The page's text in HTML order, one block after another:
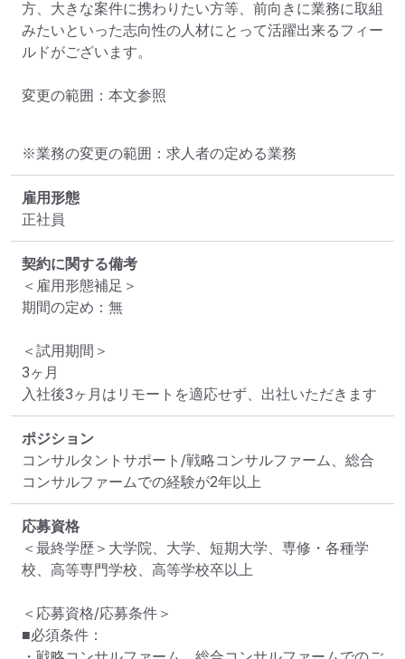
方、大きな案件に携わりたい方等、前向きに業務に取組
みたいといった志向性の人材にとって活躍出来るフィー
ルドがございます。
変更の範囲：本文参照
※業務の変更の範囲：求人者の定める業務
雇用形態
正社員
契約に関する備考
＜雇用形態補足＞
期間の定め：無
＜試用期間＞
3ヶ月
入社後3ヶ月はリモートを適応せず、出社いただきます
ポジション
コンサルタントサポート/戦略コンサルファーム、総合
コンサルファームでの経験が2年以上
応募資格
＜最終学歴＞大学院、大学、短期大学、専修・各種学
校、高等専門学校、高等学校卒以上
＜応募資格/応募条件＞
■必須条件：